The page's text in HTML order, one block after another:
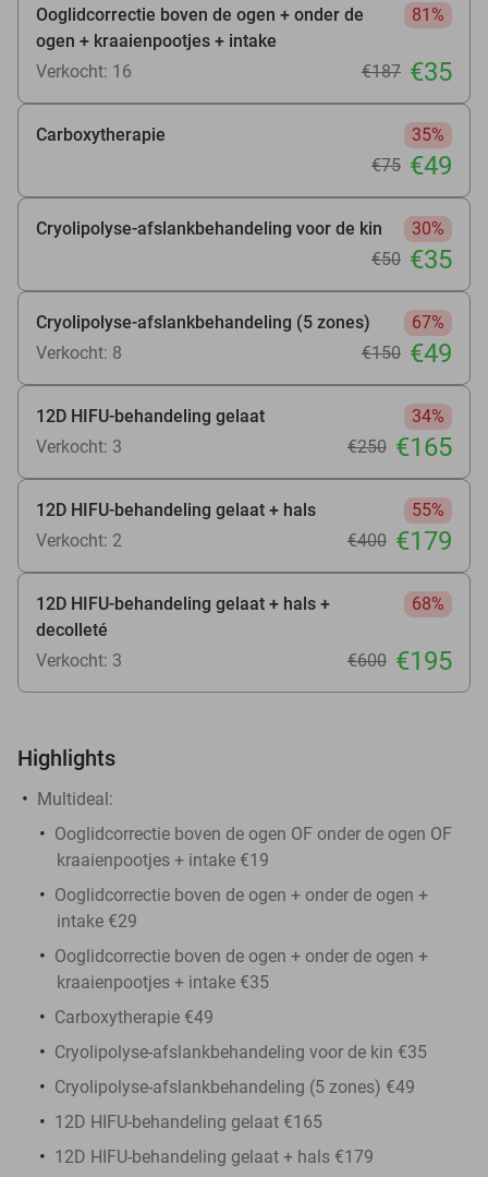
Ooglidcorrectie boven de ogen + onder de
ogen + kraaienpootjes + intake
81%
Verkocht: 16 €187 €35
Carboxytherapie
35%
€75 €49
Cryolipolyse-afslankbehandeling voor de kin
30%
€50 €35
Cryolipolyse-afslankbehandeling (5 zones)
67%
Verkocht: 8
€150 €49
12D HIFU-behandeling gelaat
34%
Verkocht: 3
€250 €165
12D HIFU-behandeling gelaat + hals
55%
Verkocht: 2
€400 €179
12D HIFU-behandeling gelaat + hals +
decolleté
68%
Verkocht: 3 €600 €195
Highlights
Multideal:
Ooglidcorrectie boven de ogen OF onder de ogen OF
kraaienpootjes + intake €19
Ooglidcorrectie boven de ogen + onder de ogen +
intake €29
Ooglidcorrectie boven de ogen + onder de ogen +
kraaienpootjes + intake €35
Carboxytherapie €49
Cryolipolyse-afslankbehandeling voor de kin €35
Cryolipolyse-afslankbehandeling (5 zones) €49
12D HIFU-behandeling gelaat €165
12D HIFU-behandeling gelaat + hals €179